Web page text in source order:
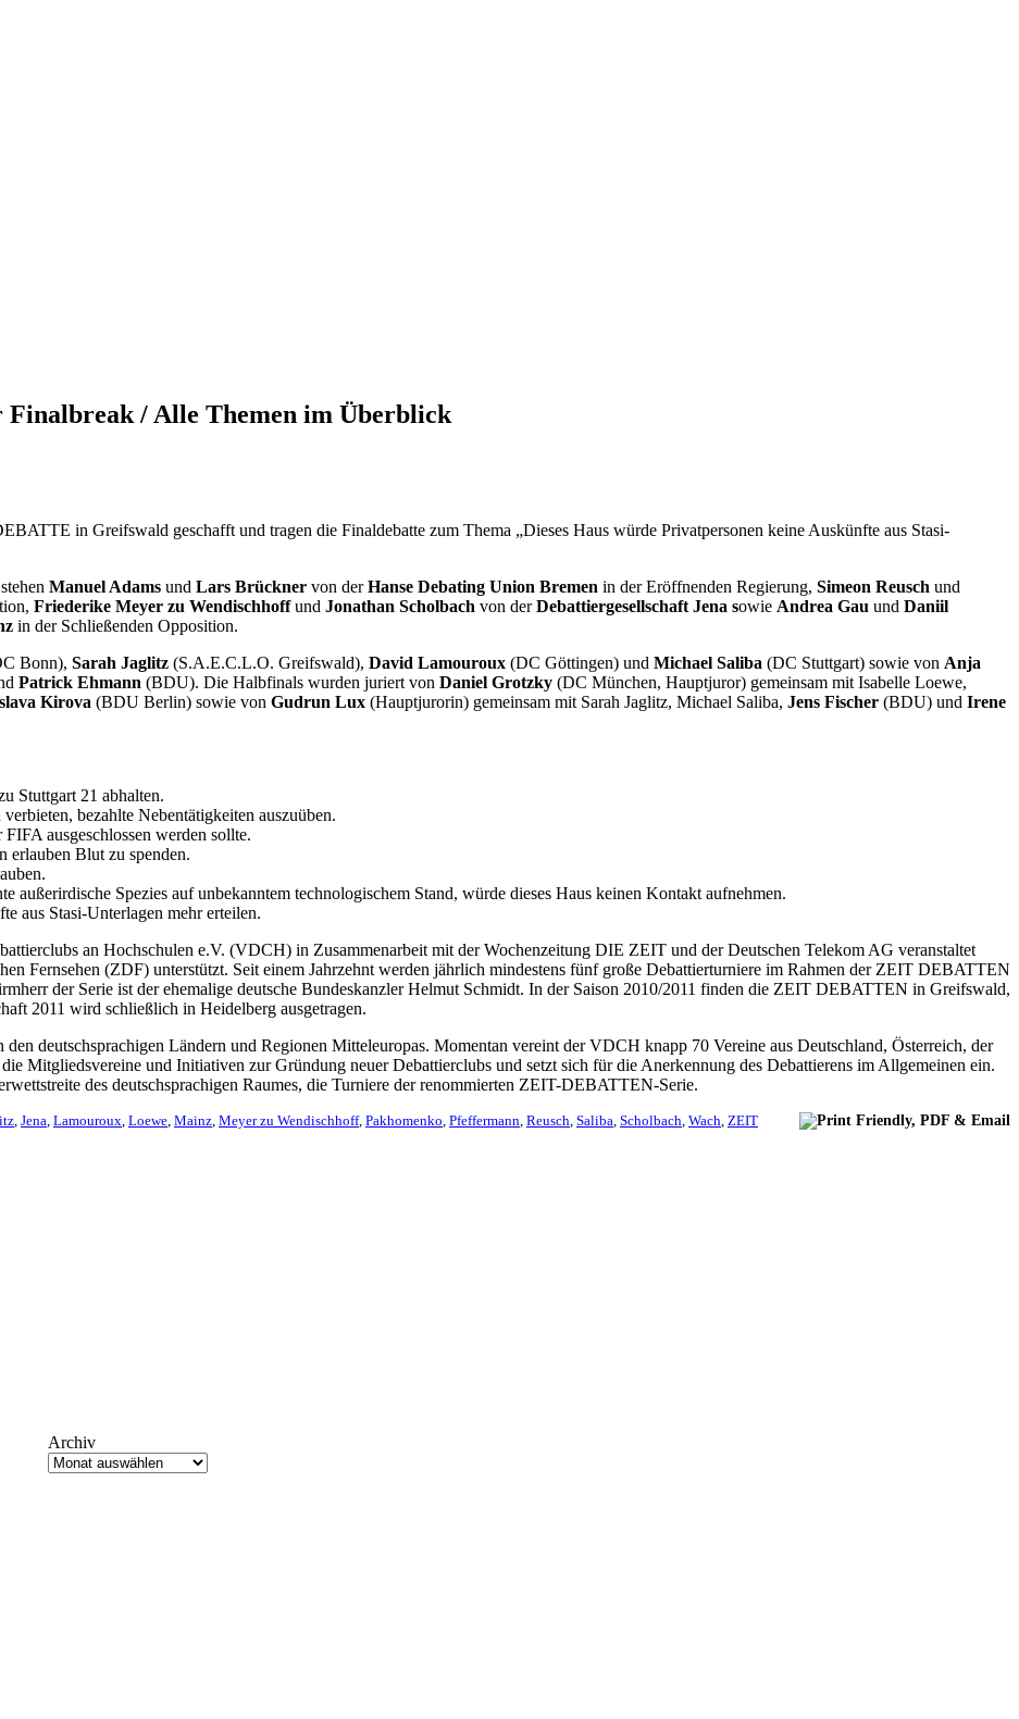
/ Alle Themen im Überblick
in Greifswald geschafft und tragen die Finaldebatte zum Thema „Dieses Haus würde Privatpersonen keine Auskünfte aus Stasi-
Manuel Adams und Lars Brückner von derHanse Debating Union Bremen in der Eröffnenden Regierung, Simeon Reusch und
Friederike Meyer zu Wendischhoffund Jonathan Scholbach von derDebattiergesellschaft Jena sowie Andrea Gau und Daniil
in der Schließenden Opposition.
Bonn), Sarah Jaglitz (S.A.E.C.L.O. Greifswald), David Lamouroux (DC Göttingen) und Michael Saliba (DC Stuttgart) sowie von Anja
Patrick Ehmann (BDU). Die Halbfinals wurden juriert von Daniel Grotzky (DC München, Hauptjuror) gemeinsam mit Isabelle Loewe,
Kirova (BDU Berlin) sowie von Gudrun Lux (Hauptjurorin) gemeinsam mit Sarah Jaglitz, Michael Saliba, Jens Fischer (BDU) und Irene
Stuttgart 21 abhalten.
bezahlte Nebentätigkeiten auszuüben.
ausgeschlossen werden sollte.
erlauben Blut zu spenden.
außerirdische Spezies auf unbekanntem technologischem Stand, würde dieses Haus keinen Kontakt aufnehmen.
aus Stasi-Unterlagen mehr erteilen.
an Hochschulen e.V. (VDCH) in Zusammenarbeit mit der Wochenzeitung DIE ZEIT und der Deutschen Telekom AG veranstaltet
Fernsehen (ZDF) unterstützt. Seit einem Jahrzehnt werden jährlich mindestens fünf große Debattierturniere im Rahmen der ZEIT DEBATTEN
der Serie ist der ehemalige deutsche Bundeskanzler Helmut Schmidt. In der Saison 2010/2011 finden die ZEIT DEBATTEN in Greifswald,
2011 wird schließlich in Heidelberg ausgetragen.
deutschsprachigen Ländern und Regionen Mitteleuropas. Momentan vereint der VDCH knapp 70 Vereine aus Deutschland, Österreich, der
Mitgliedsvereine und Initiativen zur Gründung neuer Debattierclubs und setzt sich für die Anerkennung des Debattierens im Allgemeinen ein.
des deutschsprachigen Raumes, die Turniere der renommierten ZEIT-DEBATTEN-Serie.
Jena Lamouroux Loewe Mainz Meyer zu Wendischhoff, Pakhomenko Pfeffermann Reusch Saliba Scholbach Wach ZEIT
Archiv